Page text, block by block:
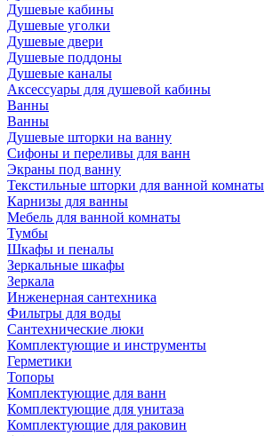
Душевые кабины
Душевые уголки
Душевые двери
Душевые поддоны
Душевые каналы
Аксессуары для душевой кабины
Ванны
Ванны
Душевые шторки на ванну
Сифоны и переливы для ванн
Экраны под ванну
Текстильные шторки для ванной комнаты
Карнизы для ванны
Мебель для ванной комнаты
Тумбы
Шкафы и пеналы
Зеркальные шкафы
Зеркала
Инженерная сантехника
Фильтры для воды
Сантехнические люки
Комплектующие и инструменты
Герметики
Топоры
Комплектующие для ванн
Комплектующие для унитаза
Комплектующие для раковин